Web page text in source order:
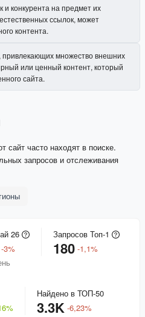
и конкурента на предмет их
ссылок, может
контента.
привлекающих множество внешних
или ценный контент, который
сайта.
сайт часто находят в поиске.
запросов и отслеживания
26
-3%
Запросов Топ-1
180 -1,1%
%
Найдено в ТОП-50
3.3K -6,23%